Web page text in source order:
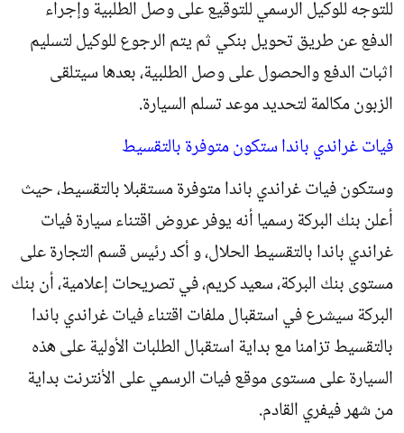
للتوجه للوكيل الرسمي للتوقيع على وصل الطلبية وإجراء
الدفع عن طريق تحويل بنكي ثم يتم الرجوع للوكيل لتسليم
اثبات الدفع والحصول على وصل الطلبية، بعدها سيتلقى
الزبون مكالمة لتحديد موعد تسلم السيارة.
فيات غراندي باندا ستكون متوفرة بالتقسيط
وستكون فيات غراندي باندا متوفرة مستقبلا بالتقسيط، حيث
أعلن بنك البركة رسميا أنه يوفر عروض اقتناء سيارة فيات
غراندي باندا بالتقسيط الحلال، و أكد رئيس قسم التجارة على
مستوى بنك البركة، سعيد كريم، في تصريحات إعلامية، أن بنك
البركة سيشرع في استقبال ملفات اقتناء فيات غراندي باندا
بالتقسيط تزامنا مع بداية استقبال الطلبات الأولية على هذه
السيارة على مستوى موقع فيات الرسمي على الأنترنت بداية
من شهر فيفري القادم.